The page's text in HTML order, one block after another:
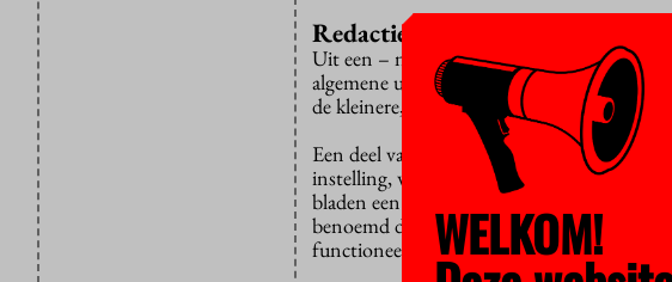
Redactieraad
Uit een – niet uitputtende – inventarisatie
algemene universiteiten over een
de kleinere, is dat veel minder gebruikelijk:
Een deel van de redacties heeft bovendien
instelling, wat hun onafhankelijkheid
bladen een redactiestatuut en een
benoemd door het bestuur van de
functioneert als toezichthouder van het
WELKOM!